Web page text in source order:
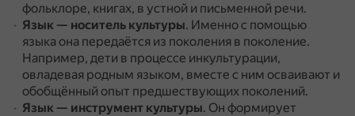
фольклоре, книгах, в устной и письменной речи.
Язык — носитель культуры. Именно с помощью
языка она передаётся из поколения в поколение.
Например, дети в процессе инкультурации,
овладевая родным языком, вместе с ним осваивают и
обобщённый опыт предшествующих поколений.
Язык — инструмент культуры. Он формирует